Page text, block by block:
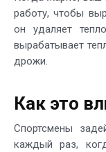
работу, чтобы
он удаляет
вырабатывает
дрожи.
Как это
Спортсмены
каждый раз,